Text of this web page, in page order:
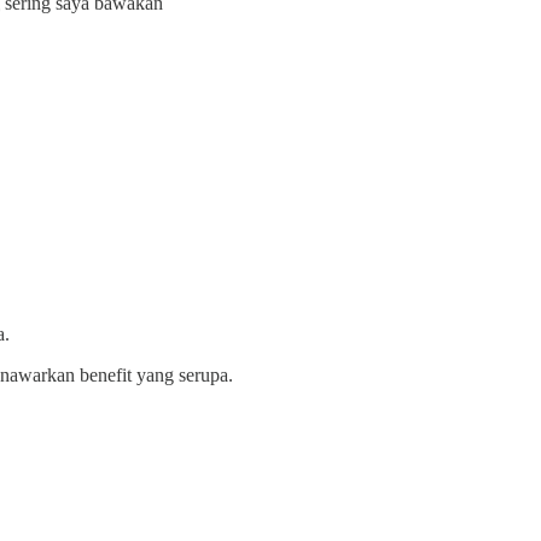
benefit yang serupa.